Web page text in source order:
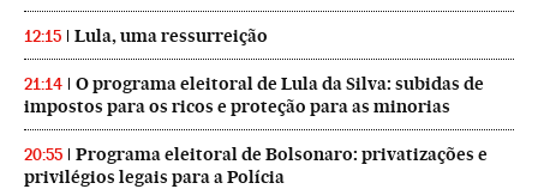
12:15 Lula, uma ressurreição
21:14
O programa eleitoral de Lula da Silva: subidas de
impostos para os ricos e proteção para as minorias
20:55
Programa eleitoral de Bolsonaro: privatizações e
privilégios legais para a Polícia